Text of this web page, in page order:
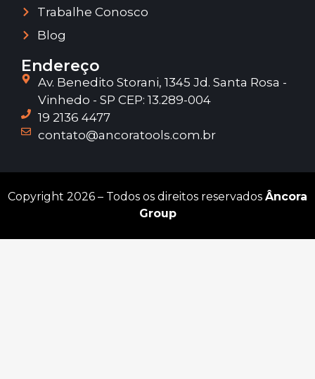
Trabalhe Conosco
Blog
Endereço
Av. Benedito Storani, 1345 Jd. Santa Rosa -
Vinhedo - SP CEP: 13.289-004
19 2136 4477
contato@ancoratools.com.br
Copyright 2026 – Todos os direitos reservados Âncora
Group